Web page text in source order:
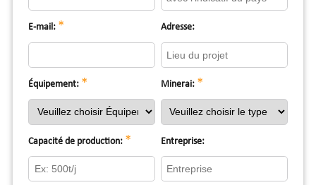
E-mail: * Adresse:
Équipement: * Minerai: *
Capacité de production: * Entreprise: